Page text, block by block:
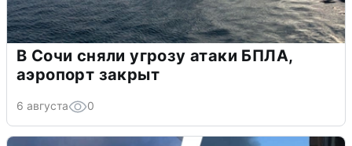
В Сочи сняли угрозу атаки БПЛА,
аэропорт закрыт
6 августа 0